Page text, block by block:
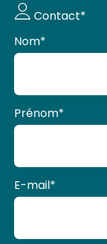
Demande
de devis
Contact*
Nom*
Prénom*
E-mail*